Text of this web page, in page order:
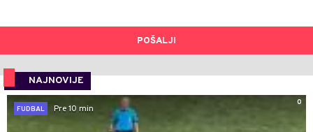
POŠALJI
NAJNOVIJE
0
FUDBAL
Pre 10 min